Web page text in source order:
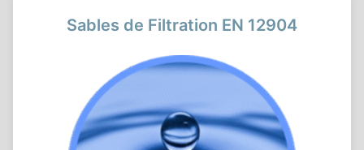
Sables de Filtration EN 12904